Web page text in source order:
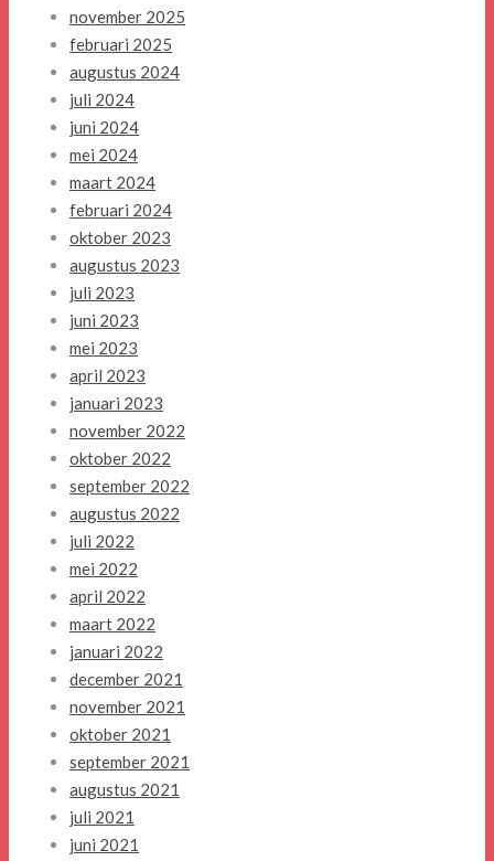
november 2025
februari 2025
augustus 2024
juli 2024
juni 2024
mei 2024
maart 2024
februari 2024
oktober 2023
augustus 2023
juli 2023
juni 2023
mei 2023
april 2023
januari 2023
november 2022
oktober 2022
september 2022
augustus 2022
juli 2022
mei 2022
april 2022
maart 2022
januari 2022
december 2021
november 2021
oktober 2021
september 2021
augustus 2021
juli 2021
juni 2021